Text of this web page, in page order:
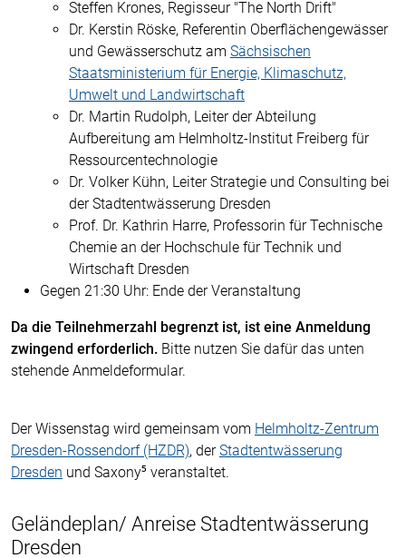
Steffen Krones, Regisseur "The North Drift"
Dr. Kerstin Röske, Referentin Oberflächengewässer
und Gewässerschutz am Sächsischen
Staatsministerium für Energie, Klimaschutz,
Umwelt und Landwirtschaft
Dr. Martin Rudolph, Leiter der Abteilung
Aufbereitung am Helmholtz-Institut Freiberg für
Ressourcentechnologie
Dr. Volker Kühn, Leiter Strategie und Consulting bei
der Stadtentwässerung Dresden
Prof. Dr. Kathrin Harre, Professorin für Technische
Chemie an der Hochschule für Technik und
Wirtschaft Dresden
Gegen 21:30 Uhr: Ende der Veranstaltung
Da die Teilnehmerzahl begrenzt ist, ist eine Anmeldung
zwingend erforderlich. Bitte nutzen Sie dafür das unten
stehende Anmeldeformular.
Der Wissenstag wird gemeinsam vom Helmholtz-Zentrum
Dresden-Rossendorf (HZDR), derStadtentwässerung
Dresden und Saxony⁵ veranstaltet.
Geländeplan/ Anreise Stadtentwässerung
Dresden